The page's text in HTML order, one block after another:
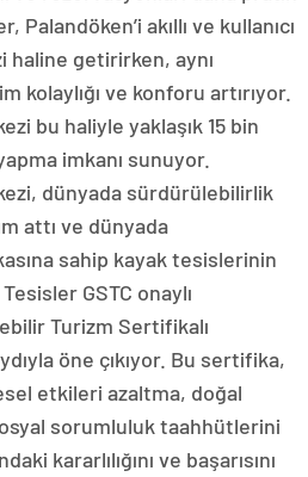
akıllı ve kullanıcı
haline getirirken, aynı
kolaylığı ve konforu artırıyor.
bu haliyle yaklaşık 15 bin
imkanı sunuyor.
dünyada sürdürülebilirlik
attı ve dünyada
sahip kayak tesislerinin
GSTC onaylı
Turizm Sertifikalı
öne çıkıyor. Bu sertifika,
etkileri azaltma, doğal
sorumluluk taahhütlerini
kararlılığını ve başarısını